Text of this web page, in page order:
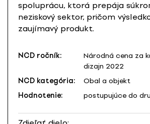
spoluprácu, ktorá prepája
neziskový sektor, pričom
zaujímavý produkt.
NCD ročník:
Národná cena za
dizajn 2022
NCD kategória:
Obal a objekt
Hodnotenie:
postupujúce do